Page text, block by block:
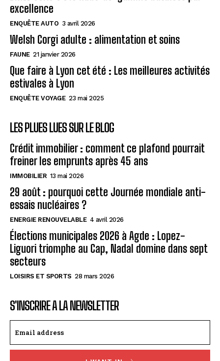
excellence
ENQUÊTE AUTO 3 avril 2026
Welsh Corgi adulte : alimentation et soins
FAUNE 21 janvier 2026
Que faire à Lyon cet été : Les meilleures activités
estivales à Lyon
ENQUÊTE VOYAGE 23 mai 2025
LES PLUES LUES SUR LE BLOG
Crédit immobilier : comment ce plafond pourrait
freiner les emprunts après 45 ans
IMMOBILIER 13 mai 2026
29 août : pourquoi cette Journée mondiale anti-
essais nucléaires ?
ENERGIE RENOUVELABLE 4 avril 2026
Élections municipales 2026 à Agde : Lopez-
Liguori triomphe au Cap, Nadal domine dans sept
secteurs
LOISIRS ET SPORTS 28 mars 2026
S'INSCRIRE A LA NEWSLETTER